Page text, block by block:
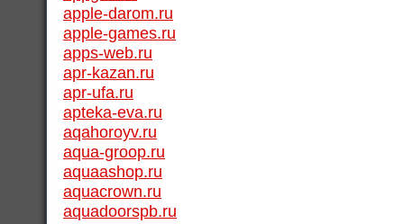
apple-darom.ru
apple-games.ru
apps-web.ru
apr-kazan.ru
apr-ufa.ru
apteka-eva.ru
aqahoroyv.ru
aqua-groop.ru
aquaashop.ru
aquacrown.ru
aquadoorspb.ru